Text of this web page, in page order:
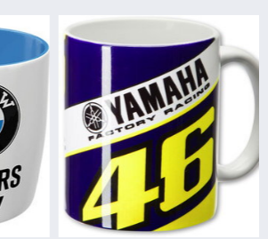
štartovací
digitálnym
power banka,